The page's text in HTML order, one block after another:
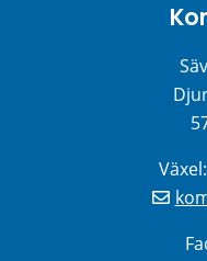
Växel: